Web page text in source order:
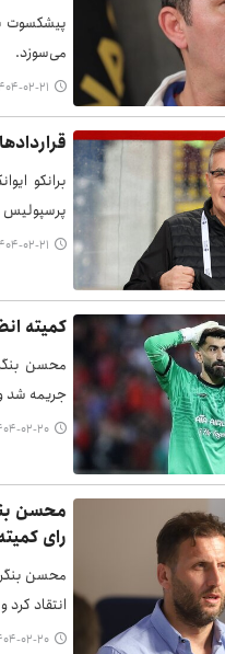
پیشکسوت
می‌سوزد.
۱۴۰۴-۰۲-۲۱
برانکو
پرسپولیس
۱۴۰۴-۰۲-۲۱
کمیته
محسن
جریمه شد
۱۴۰۴-۰۲-۲۰
رای
محسن
انتقاد
۱۴۰۴-۰۲-۲۰